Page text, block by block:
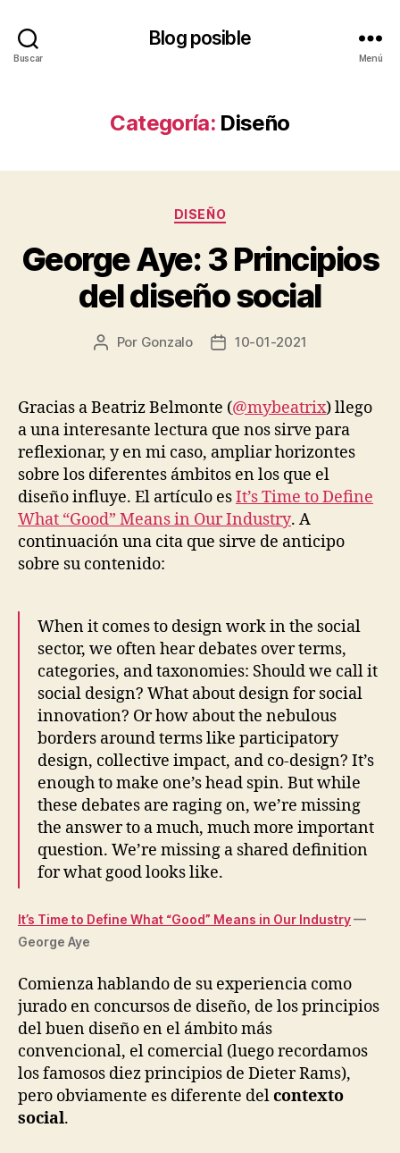
Buscar
Blog posible
Menú
Categoría: Diseño
Categorías
DISEÑO
George Aye: 3 Principios
del diseño social
Autor
entrada
Por Gonzalo
Fecha
entrada
10-01-2021
Gracias a Beatriz Belmonte (@mybeatrix) llego
a una interesante lectura que nos sirve para
reflexionar, y en mi caso, ampliar horizontes
sobre los diferentes ámbitos en los que el
diseño influye. El artículo esIt’s Time to Define
What “Good” Means in Our Industry. A
continuación una cita que sirve de anticipo
sobre su contenido:
When it comes to design work in the social
sector, we often hear debates over terms,
categories, and taxonomies: Should we call it
social design? What about design for social
innovation? Or how about the nebulous
borders around terms like participatory
design, collective impact, and co-design? It’s
enough to make one’s head spin. But while
these debates are raging on, we’re missing
the answer to a much, much more important
question. We’re missing a shared definition
for what good looks like.
It’s Time to Define What “Good” Means in Our Industry—
George Aye
Comienza hablando de su experiencia como
jurado en concursos de diseño, de los principios
del buen diseño en el ámbito más
convencional, el comercial (luego recordamos
los famosos diez principios de Dieter Rams),
pero obviamente es diferente delcontexto
social.